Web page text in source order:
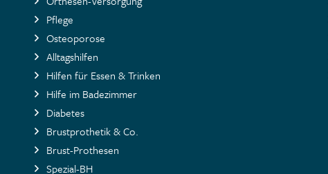
Pflege
Osteoporose
Alltagshilfen
Hilfen für Essen & Trinken
Hilfe im Badezimmer
Diabetes
Brustprothetik & Co.
Brust-Prothesen
Spezial-BH